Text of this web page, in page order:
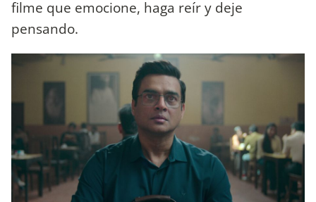
filme que emocione, haga reír y deje
pensando.